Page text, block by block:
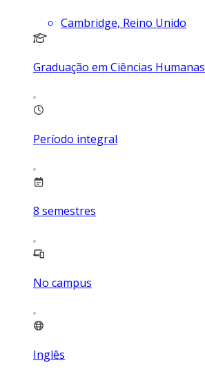
Cambridge, Reino Unido
Graduação em Ciências Humanas
Período integral
8 semestres
No campus
Inglês